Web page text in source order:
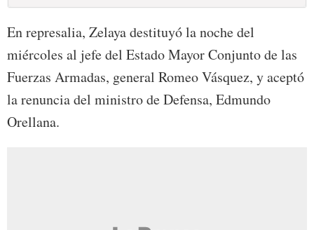
En represalia, Zelaya destituyó la noche del
miércoles al jefe del Estado Mayor Conjunto de las
Fuerzas Armadas, general Romeo Vásquez, y aceptó
la renuncia del ministro de Defensa, Edmundo
Orellana.